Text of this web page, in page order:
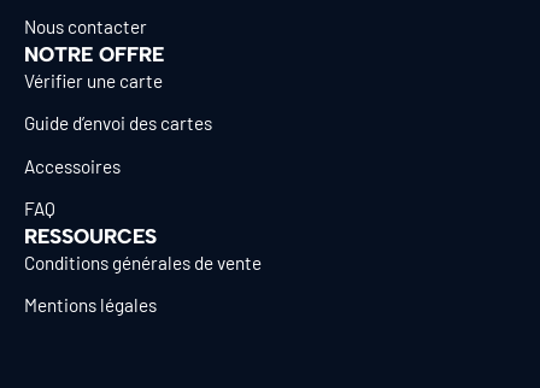
Nous contacter
NOTRE OFFRE
Vérifier une carte
Guide d’envoi des cartes
Accessoires
FAQ
RESSOURCES
Conditions générales de vente
Mentions légales